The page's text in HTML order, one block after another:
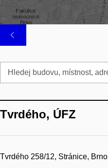
Tvrdého, ÚFZ
Tvrdého 258/12, Stránice, Brno